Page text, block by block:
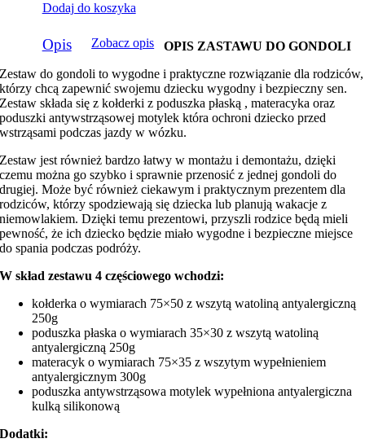
Dodaj do koszyka
Opis Zobacz opis
OPIS ZASTAWU DO GONDOLI
Zestaw do gondoli to wygodne i praktyczne rozwiązanie dla rodziców,
którzy chcą zapewnić swojemu dziecku wygodny i bezpieczny sen.
Zestaw składa się z kołderki z poduszka płaską , materacyka oraz
poduszki antywstrząsowej motylek która ochroni dziecko przed
wstrząsami podczas jazdy w wózku.
Zestaw jest również bardzo łatwy w montażu i demontażu, dzięki
czemu można go szybko i sprawnie przenosić z jednej gondoli do
drugiej. Może być również ciekawym i praktycznym prezentem dla
rodziców, którzy spodziewają się dziecka lub planują wakacje z
niemowlakiem. Dzięki temu prezentowi, przyszli rodzice będą mieli
pewność, że ich dziecko będzie miało wygodne i bezpieczne miejsce
do spania podczas podróży.
W skład zestawu 4 częściowego wchodzi:
kołderka o wymiarach 75×50 z wszytą watoliną antyalergiczną
250g
poduszka płaska o wymiarach 35×30 z wszytą watoliną
antyalergiczną 250g
materacyk o wymiarach 75×35 z wszytym wypełnieniem
antyalergicznym 300g
poduszka antywstrząsowa motylek wypełniona antyalergiczna
kulką silikonową
Dodatki: